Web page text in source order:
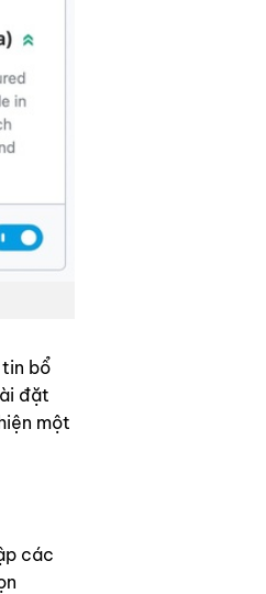
bổ
đặt
một
các